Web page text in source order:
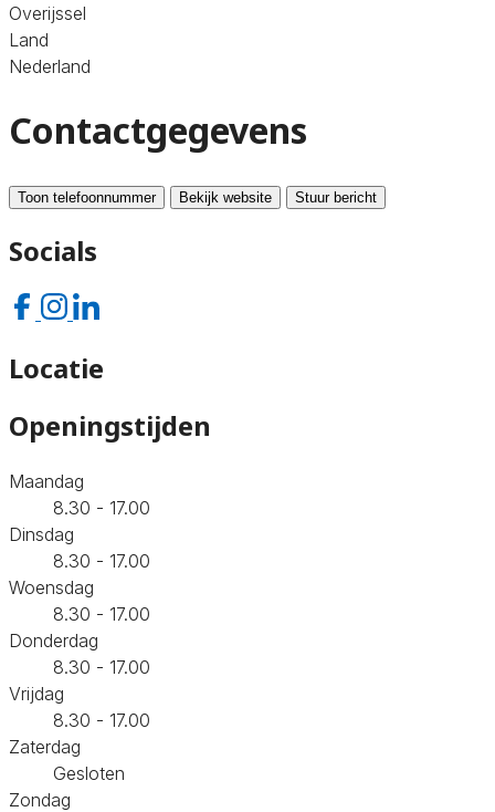
Overijssel
Land
Nederland
Contactgegevens
Toon telefoonnummer Bekijk website Stuur bericht
Socials
Locatie
Openingstijden
Maandag
8.30 - 17.00
Dinsdag
8.30 - 17.00
Woensdag
8.30 - 17.00
Donderdag
8.30 - 17.00
Vrijdag
8.30 - 17.00
Zaterdag
Gesloten
Zondag